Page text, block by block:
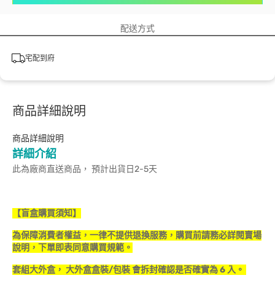
配送方式
宅配到府
商品詳細說明
商品詳細說明
詳細介紹
此為廠商直送商品， 預計出貨日2-5天
【盲盒購買須知】
為保障消費者權益，一律不提供退換服務，購買前請務必詳閱賣場
說明，下單即表同意購買規範。
套組大外盒， 大外盒盒裝/包裝 會拆封確認是否確實為 6 入。